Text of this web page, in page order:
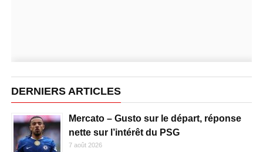
DERNIERS ARTICLES
Mercato – Gusto sur le départ, réponse
nette sur l’intérêt du PSG
7 août 2026